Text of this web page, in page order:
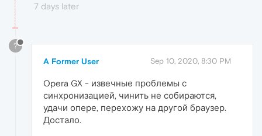
7 days later
?
A Former User Sep 10, 2020, 8:30 PM
Opera GX - извечные проблемы с
синхронизацией, чинить не собираются,
удачи опере, перехожу на другой браузер.
Достало.